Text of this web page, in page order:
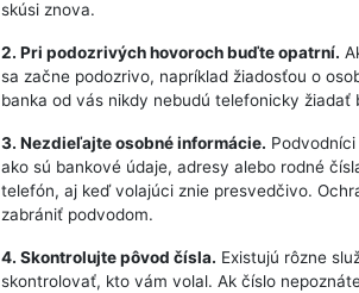
skúsi znova.
2. Pri podozrivých hovoroch buďte opatrní.
sa začne podozrivo, napríklad žiadosťou o
banka od vás nikdy nebudú telefonicky
3. Nezdieľajte osobné informácie.
ako sú bankové údaje, adresy alebo rodné
telefón, aj keď volajúci znie presvedčivo.
zabrániť podvodom.
4. Skontrolujte pôvod čísla. Existujú rôzne
skontrolovať, kto vám volal. Ak číslo